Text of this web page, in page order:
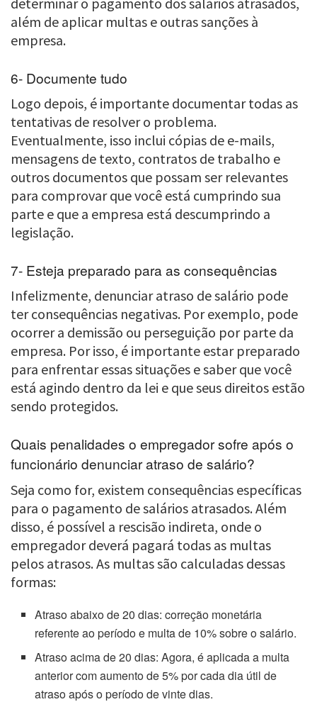
além de aplicar multas e outras sanções à
empresa.
6- Documente tudo
Logo depois, é importante documentar todas as
tentativas de resolver o problema.
Eventualmente, isso inclui cópias de e-mails,
mensagens de texto, contratos de trabalho e
outros documentos que possam ser relevantes
para comprovar que você está cumprindo sua
parte e que a empresa está descumprindo a
legislação.
7- Esteja preparado para as consequências
Infelizmente, denunciar atraso de salário pode
ter consequências negativas. Por exemplo, pode
ocorrer a demissão ou perseguição por parte da
empresa. Por isso, é importante estar preparado
para enfrentar essas situações e saber que você
está agindo dentro da lei e que seus direitos estão
sendo protegidos.
Quais penalidades o empregador sofre após o
funcionário denunciar atraso de salário?
Seja como for, existem consequências específicas
para o pagamento de salários atrasados. Além
disso, é possível a rescisão indireta, onde o
empregador deverá pagará todas as multas
pelos atrasos. As multas são calculadas dessas
formas:
Atraso abaixo de 20 dias: correção monetária
referente ao período e multa de 10% sobre o salário.
Atraso acima de 20 dias: Agora, é aplicada a multa
anterior com aumento de 5% por cada dia útil de
atraso após o período de vinte dias.